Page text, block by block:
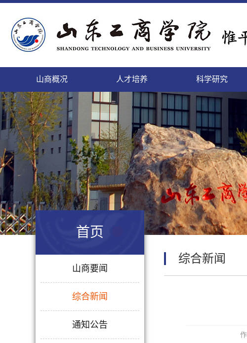
山商概况
精神文明的校园，培养人才的学园
个性发展的乐园，陶冶情操的花园
山商简介
人才培养
致天下之治者在人才
师者，教之以事而喻诸德
本科生教育
科学研究
科学研究的进展及其日益扩
充的领域将唤起我们的希望
科研管理
登高而望远，临海而心阔
依山傍海的她，美景如画，恰如你的风华
正茂
本科生招生
缓缓西风来，渐渐东风暖
携手赢天下，同创新未来
国内合作
勤于道义,刚健而日新
这日新月异的变化,来自我们对美好的执着
追求
教工之家
面朝大海，静待你来
这里有你我最美的梦
人事处
微笑最具魅力
细节成就完美
后勤服务
首页
山商要闻
综合新闻
通知公告
综合新闻